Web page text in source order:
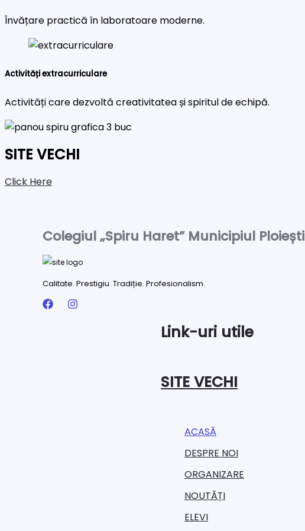
Învățare practică în laboratoare moderne.
Activități extracurriculare
Activități care dezvoltă creativitatea și spiritul de echipă.
SITE VECHI
Click Here
Colegiul „Spiru Haret” Municipiul Ploiești
Calitate. Prestigiu. Tradiție. Profesionalism.
Link-uri utile
SITE VECHI
ACASĂ
DESPRE NOI
ORGANIZARE​
NOUTĂȚI
ELEVI